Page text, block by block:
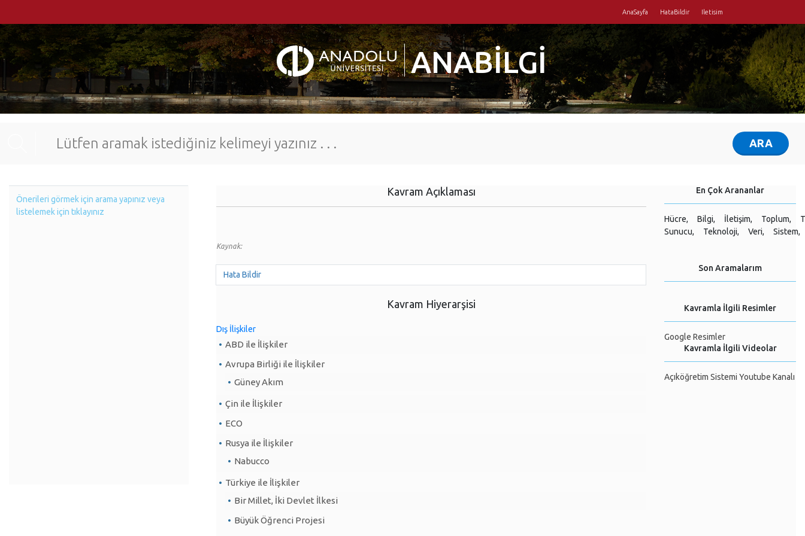
AnaSayfa HataBildir Iletisim
ANABİLGİ
Kavram Açıklaması
Kaynak:
Hata Bildir
Kavram Hiyerarşisi
Dış İlişkiler
ABD ile İlişkiler
Avrupa Birliği ile İlişkiler
Güney Akım
Çin ile İlişkiler
ECO
Rusya ile İlişkiler
Nabucco
Türkiye ile İlişkiler
Bir Millet, İki Devlet İlkesi
Büyük Öğrenci Projesi
En Çok Arananlar
Hücre, Bilgi, İletişim, Toplum,
Sunucu,
Teknoloji, Veri, Sistem,
Son Aramalarım
Kavramla İlgili Resimler
Google Resimler
Kavramla İlgili Videolar
Açıköğretim Sistemi Youtube Kanalı
Önerileri görmek için arama yapınız veya
listelemek için tıklayınız